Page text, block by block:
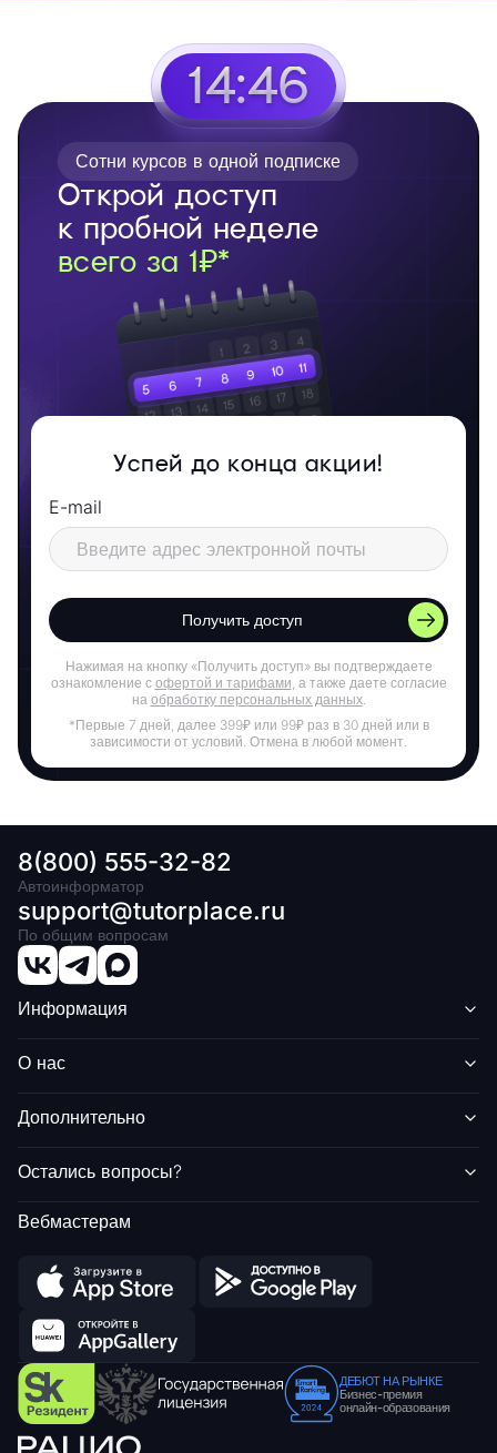
14:45
Открой доступ
к пробной неделе
всего за 1₽*
Сотни курсов в одной подписке
Успей до конца акции!
E-mail
Получить доступ
Нажимая на кнопку «Получить доступ» вы подтверждаете
ознакомление с офертой и тарифами , а также даете согласие
на обработку персональных данных.
*Первые 7 дней, далее 399₽ или 99₽ раз в 30 дней или в
зависимости от условий. Отмена в любой момент.
8(800) 555-32-82
Автоинформатор
support@tutorplace.ru
По общим вопросам
Информация
О нас
Дополнительно
Остались вопросы?
Вебмастерам
ДЕБЮТ НА РЫНКЕ
Бизнес-премия
онлайн-образования